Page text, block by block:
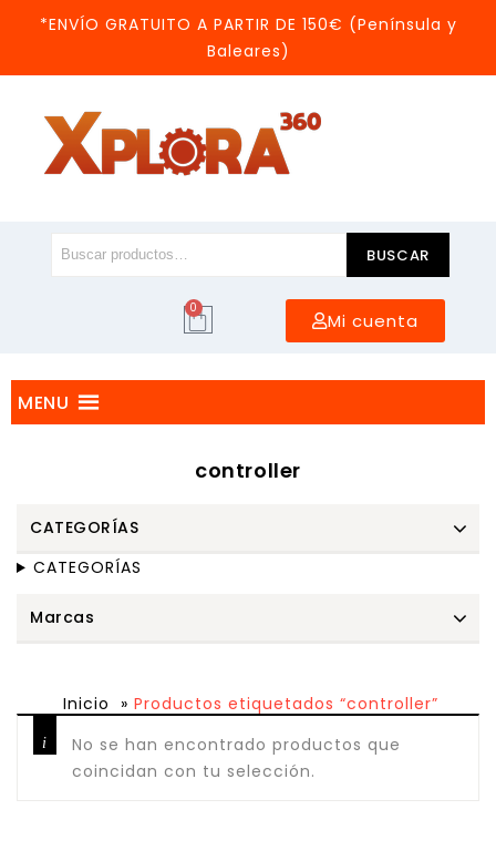
*ENVÍO GRATUITO A PARTIR DE 150€ (Península y
Baleares)
BUSCAR
0
Mi cuenta
MENU
controller
Inicio » Productos etiquetados “controller”
No se han encontrado productos que
coincidan con tu selección.
CATEGORÍAS
CATEGORÍAS
Marcas